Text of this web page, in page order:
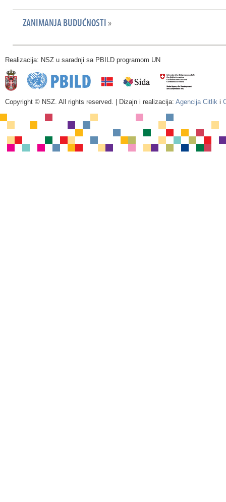
ZANIMANJA BUDUĆNOSTI»
Realizacija: NSZ u saradnji sa PBILD programom UN
Copyright © NSZ. All rights reserved. | Dizajn i realizacija: Agencija Citlik i